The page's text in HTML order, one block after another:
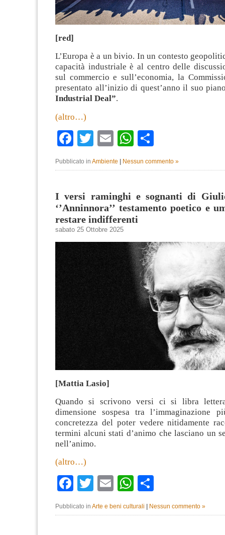
[red]
L’Europa è a un bivio. In un contesto
capacità industriale è al centro delle
sul commercio e sull’economia, la
presentato all’inizio di quest’anno il suo
Industrial Deal”.
(altro…)
Facebook
TwitterEmailWhatsApp
Pubblicato in Ambiente | Nessun commento »
I versi raminghi e sognanti di
‘’Anninnora’’ testamento poetico e
restare indifferenti
sabato 25 Ottobre 2025
[Mattia Lasio]
Quando si scrivono versi ci si libra
dimensione sospesa tra l’immaginazione
concretezza del poter vedere nitidamente
termini alcuni stati d’animo che lasciano un
nell’animo.
(altro…)
Facebook
TwitterEmailWhatsApp
Pubblicato in Arte e beni culturali Nessun commento »